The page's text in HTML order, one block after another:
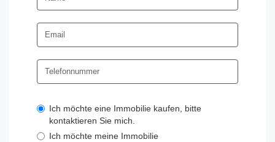
Ich möchte eine Immobilie kaufen, bitte
kontaktieren Sie mich.
Ich möchte meine Immobilie